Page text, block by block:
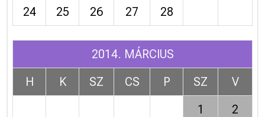
24
25 26 27 28
2014. MÁRCIUS
H
K SZ CS P SZ
V
1
2